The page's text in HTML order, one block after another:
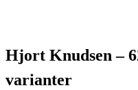
Hjort Knudsen –
varianter